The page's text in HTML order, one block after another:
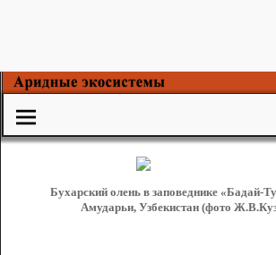
Бухарский олень в заповеднике «Бадай-
Амударьи, Узбекистан (фото